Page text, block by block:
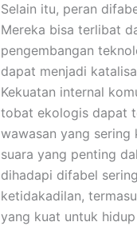
Selain itu, peran
Mereka bisa terlibat
pengembangan
dapat menjadi
Kekuatan internal
tobat ekologis dapat
wawasan yang
suara yang penting
dihadapi difabel
ketidakadilan,
yang kuat untuk